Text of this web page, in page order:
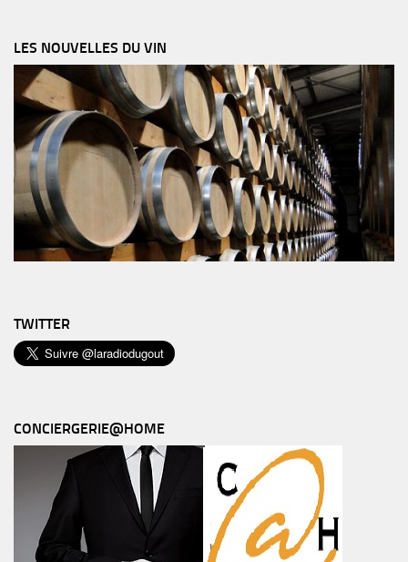
LES NOUVELLES DU VIN
TWITTER
CONCIERGERIE@HOME